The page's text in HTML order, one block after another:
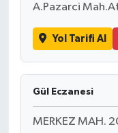
A.Pazarci
Yol Tarifi Al
Gül Eczanesi
MERKEZ MAH.